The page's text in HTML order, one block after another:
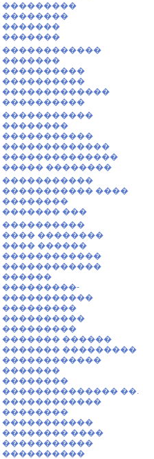
���������
��������
�������
�������
������������
�������
����������
����������
�������������
����������
�����������
��������
�����������
�������������
��������������
����� ��������
�����������
����������� ����
��������
������� ���
����������
���� ��������
���� ������
������������
������������
������
���������-
�����������
���������
����������
���������
������� ������
������� ���������
������������
�������
��������
�������������� ��.
������������
��������
�����������
�������� ����
�����������
����������